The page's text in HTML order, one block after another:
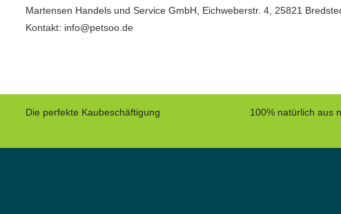
Martensen Handels und Service GmbH, Eichweberstr. 4, 25821
Kontakt: info@petsoo.de
Die perfekte Kaubeschäftigung 100% natürlich aus